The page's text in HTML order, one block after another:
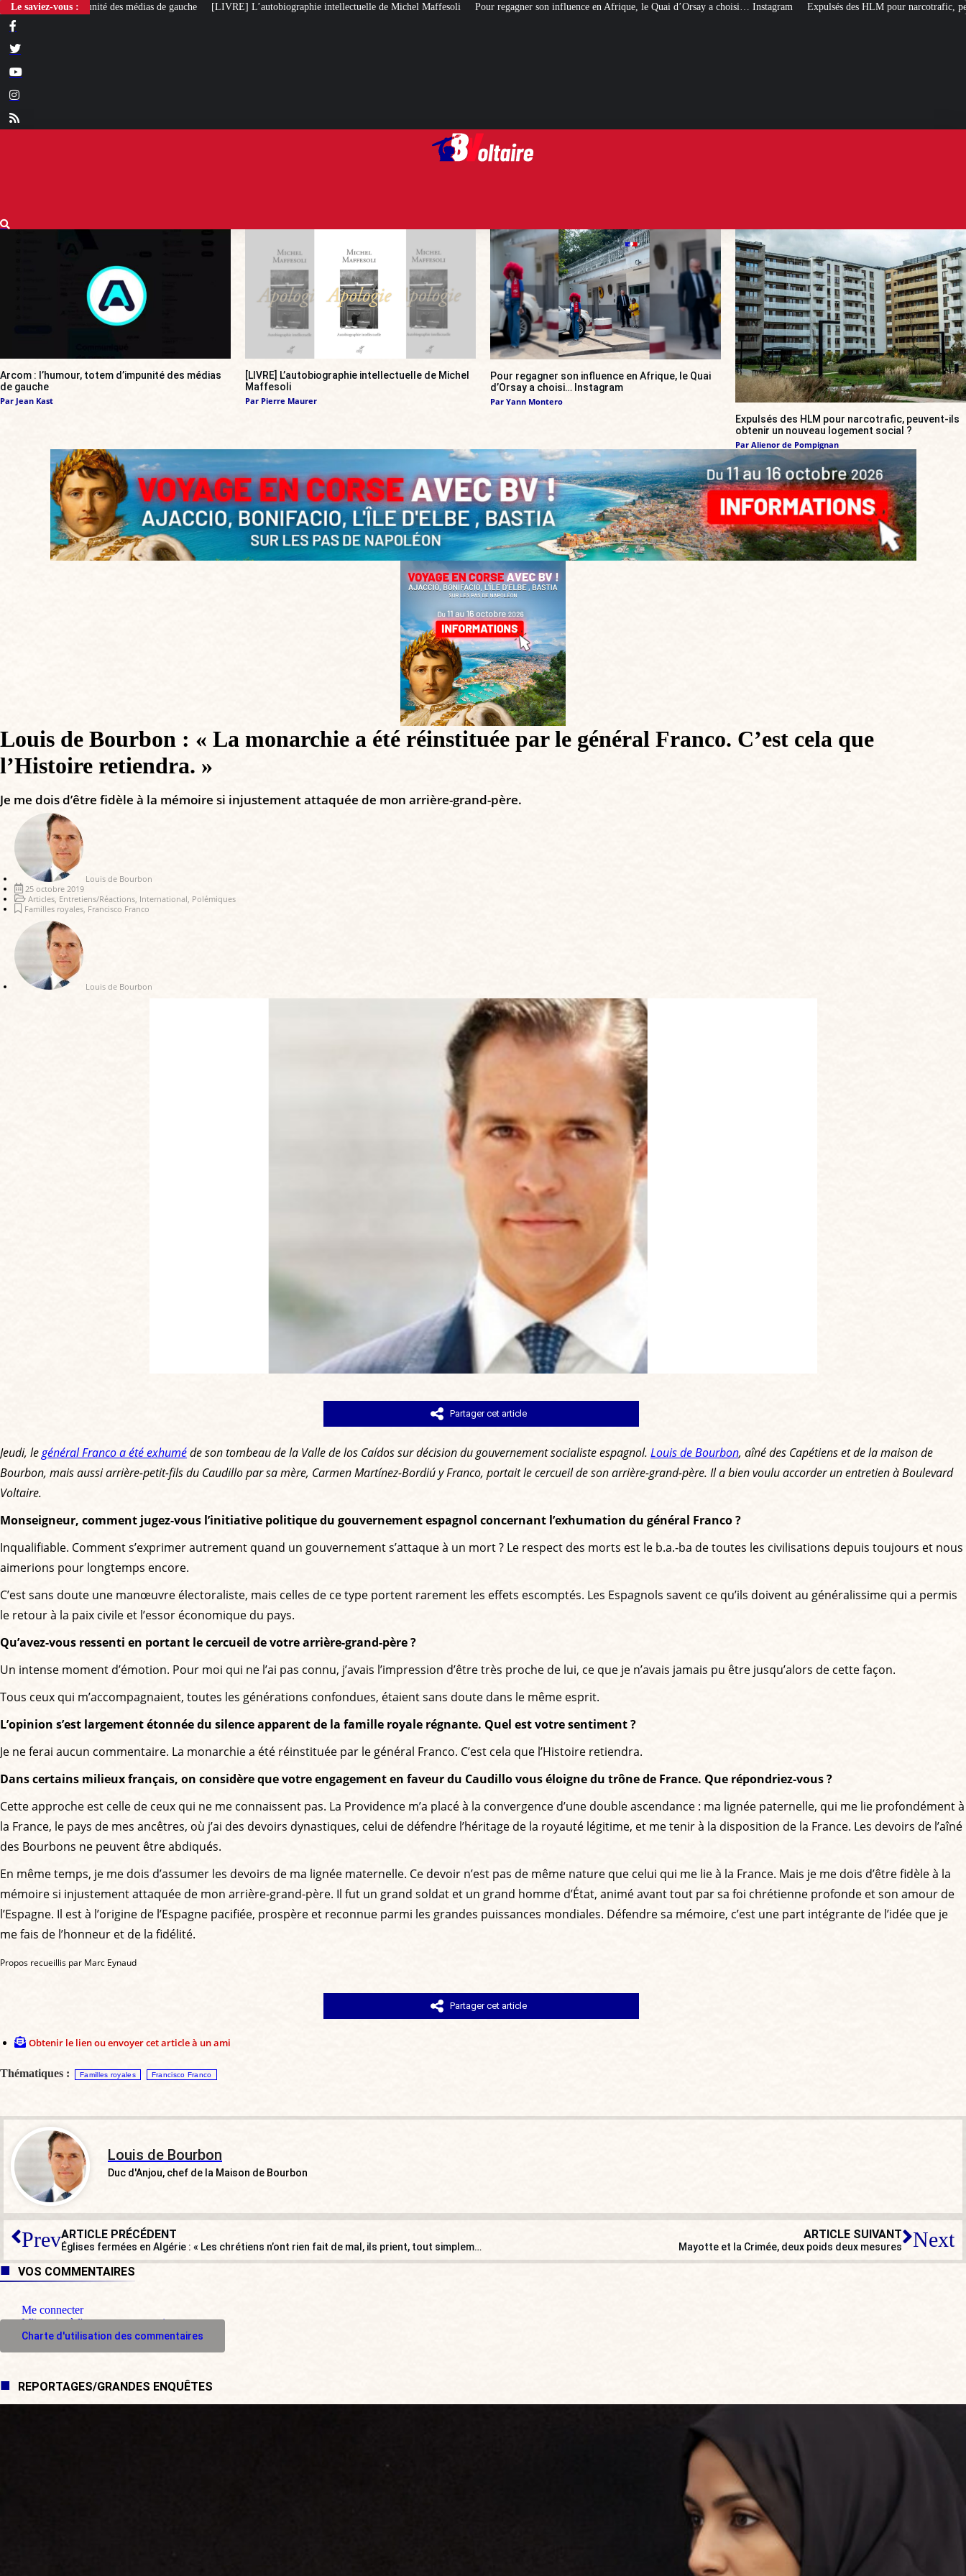
Le saviez-vous :
médias de gauche [LIVRE] L’autobiographie intellectuelle de Michel Maffesoli Pour regagner son influence en Afrique, le Quai d’Orsay a choisi… Instagram Expulsés des HLM pour narcotrafic, peuvent-ils obtenir un
Arcom : l’humour, totem d’impunité des médias
de gauche
Par Jean Kast
[LIVRE] L’autobiographie intellectuelle de Michel
Maffesoli
Par Pierre Maurer
Pour regagner son influence en Afrique, le Quai
d’Orsay a choisi… Instagram
Par Yann Montero
Expulsés des HLM pour narcotrafic, peuvent-ils
obtenir un nouveau logement social ?
Par Alienor de Pompignan
Louis de Bourbon : « La monarchie a été réinstituée par le général Franco. C’est cela que
l’Histoire retiendra. »
Je me dois d’être fidèle à la mémoire si injustement attaquée de mon arrière-grand-père.
Louis de Bourbon
25 octobre 2019
Articles Entretiens/Réactions International Polémiques
Familles royales Francisco Franco
Louis de Bourbon
Partager cet article
Jeudi, legénéral Franco a été exhuméde son tombeau de la Valle de los Caídos sur décision du gouvernement socialiste espagnol. Louis de Bourbon, aîné des Capétiens et de la maison de
Bourbon, mais aussi arrière-petit-fils du Caudillo par sa mère, Carmen Martínez-Bordiú y Franco, portait le cercueil de son arrière-grand-père. Il a bien voulu accorder un entretien à Boulevard
Voltaire.
Monseigneur, comment jugez-vous l’initiative politique du gouvernement espagnol concernant l’exhumation du général Franco ?
Inqualifiable. Comment s’exprimer autrement quand un gouvernement s’attaque à un mort ? Le respect des morts est le b.a.-ba de toutes les civilisations depuis toujours et nous
aimerions pour longtemps encore.
C’est sans doute une manœuvre électoraliste, mais celles de ce type portent rarement les effets escomptés. Les Espagnols savent ce qu’ils doivent au généralissime qui a permis
le retour à la paix civile et l’essor économique du pays.
Qu’avez-vous ressenti en portant le cercueil de votre arrière-grand-père ?
Un intense moment d’émotion. Pour moi qui ne l’ai pas connu, j’avais l’impression d’être très proche de lui, ce que je n’avais jamais pu être jusqu’alors de cette façon.
Tous ceux qui m’accompagnaient, toutes les générations confondues, étaient sans doute dans le même esprit.
L’opinion s’est largement étonnée du silence apparent de la famille royale régnante. Quel est votre sentiment ?
Je ne ferai aucun commentaire. La monarchie a été réinstituée par le général Franco. C’est cela que l’Histoire retiendra.
Dans certains milieux français, on considère que votre engagement en faveur du Caudillo vous éloigne du trône de France. Que répondriez-vous ?
Cette approche est celle de ceux qui ne me connaissent pas. La Providence m’a placé à la convergence d’une double ascendance : ma lignée paternelle, qui me lie profondément à
la France, le pays de mes ancêtres, où j’ai des devoirs dynastiques, celui de défendre l’héritage de la royauté légitime, et me tenir à la disposition de la France. Les devoirs de l’aîné
des Bourbons ne peuvent être abdiqués.
En même temps, je me dois d’assumer les devoirs de ma lignée maternelle. Ce devoir n’est pas de même nature que celui qui me lie à la France. Mais je me dois d’être fidèle à la
mémoire si injustement attaquée de mon arrière-grand-père. Il fut un grand soldat et un grand homme d’État, animé avant tout par sa foi chrétienne profonde et son amour de
l’Espagne. Il est à l’origine de l’Espagne pacifiée, prospère et reconnue parmi les grandes puissances mondiales. Défendre sa mémoire, c’est une part intégrante de l’idée que je
me fais de l’honneur et de la fidélité.
Propos recueillis par Marc Eynaud
Partager cet article
Obtenir le lien ou envoyer cet article à un ami
Thématiques : Familles royales Francisco Franco
Louis de Bourbon
Duc d'Anjou, chef de la Maison de Bourbon
PrevARTICLE PRÉCÉDENT
Églises fermées en Algérie : « Les chrétiens n’ont rien fait de mal, ils prient, tout simplement ! »
ARTICLE SUIVANT
Mayotte et la Crimée, deux poids deux mesures Next
VOS COMMENTAIRES
Me connecter
M'inscrire à l'espace commentaire
Charte d'utilisation des commentaires
REPORTAGES/GRANDES ENQUÊTES